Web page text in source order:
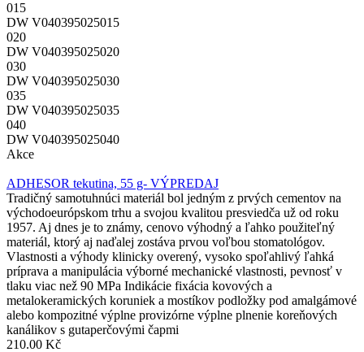
015
DW V040395025015
020
DW V040395025020
030
DW V040395025030
035
DW V040395025035
040
DW V040395025040
Akce
ADHESOR tekutina, 55 g- VÝPREDAJ
Tradičný samotuhnúci materiál bol jedným z prvých cementov na
východoeurópskom trhu a svojou kvalitou presviedča už od roku
1957. Aj dnes je to známy, cenovo výhodný a ľahko použiteľný
materiál, ktorý aj naďalej zostáva prvou voľbou stomatológov.
Vlastnosti a výhody klinicky overený, vysoko spoľahlivý ľahká
príprava a manipulácia výborné mechanické vlastnosti, pevnosť v
tlaku viac než 90 MPa Indikácie fixácia kovových a
metalokeramických koruniek a mostíkov podložky pod amalgámové
alebo kompozitné výplne provizórne výplne plnenie koreňových
kanálikov s gutaperčovými čapmi
210.00 Kč